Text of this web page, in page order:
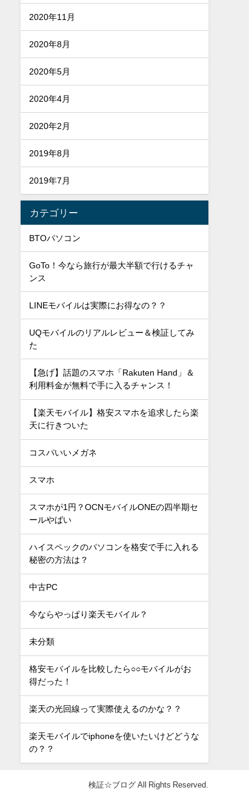
2020年11月
2020年8月
2020年5月
2020年4月
2020年2月
2019年8月
2019年7月
カテゴリー
BTOパソコン
GoTo！今なら旅行が最大半額で行けるチャ
ンス
LINEモバイルは実際にお得なの？？
UQモバイルのリアルレビュー＆検証してみ
た
【急げ】話題のスマホ「Rakuten Hand」＆
利用料金が無料で手に入るチャンス！
【楽天モバイル】格安スマホを追求したら楽
天に行きついた
コスパいいメガネ
スマホ
スマホが1円？OCNモバイルONEの四半期セ
ールやばい
ハイスペックのパソコンを格安で手に入れる
秘密の方法は？
中古PC
今ならやっぱり楽天モバイル？
未分類
格安モバイルを比較したら○○モバイルがお
得だった！
楽天の光回線って実際使えるのかな？？
楽天モバイルでiphoneを使いたいけどどうな
の？？
検証☆ブログ All Rights Reserved.